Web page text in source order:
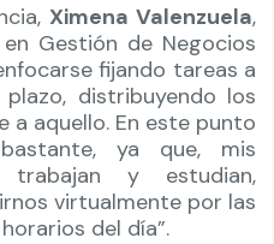
Ximena Valenzuela,
Gestión de Negocios
fijando tareas a
distribuyendo los
a aquello. En este punto
ya que, mis
trabajan y estudian,
virtualmente por las
del día”.